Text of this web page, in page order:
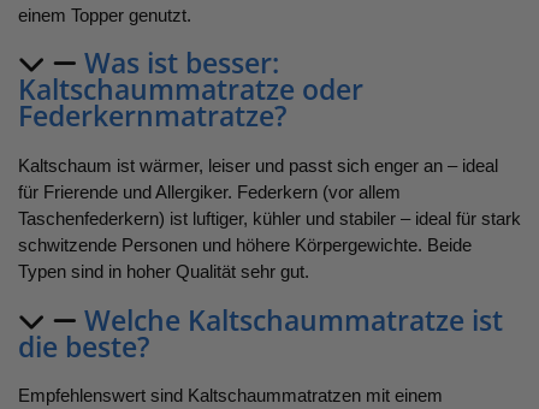
einem Topper genutzt.
Was ist besser:
Kaltschaummatratze oder
Federkernmatratze?
Kaltschaum ist wärmer, leiser und passt sich enger an – ideal
für Frierende und Allergiker. Federkern (vor allem
Taschenfederkern) ist luftiger, kühler und stabiler – ideal für stark
schwitzende Personen und höhere Körpergewichte. Beide
Typen sind in hoher Qualität sehr gut.
Welche Kaltschaummatratze ist
die beste?
Empfehlenswert sind Kaltschaummatratzen mit einem